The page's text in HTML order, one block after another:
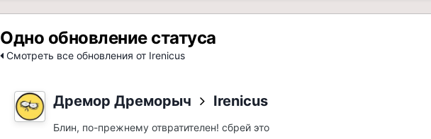
Одно обновление статуса
Смотреть все обновления от Irenicus
Дремор Дреморыч Irenicus
Блин, по-прежнему отвратителен! сбрей это